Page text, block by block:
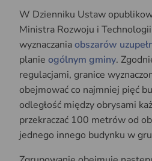
W Dzienniku Ustaw
Ministra Rozwoju i
wyznaczaniaobszarów
planie ogólnym gminy.
regulacjami, granice
obejmować co najmniej pięć
odległość między obrysami
przekraczać 100 metrów od
jednego innego budynku w